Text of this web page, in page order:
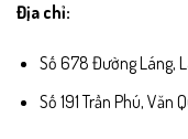
Địa chỉ:
Số 678 Đường Láng,
Số 191 Trần Phú, Văn